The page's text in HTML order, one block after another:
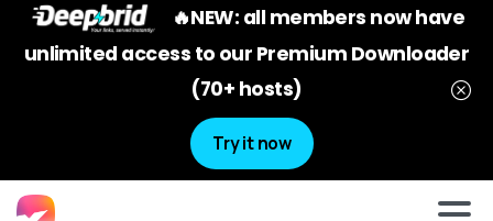
🔥NEW: all members now have
unlimited access to our Premium Downloader
(70+ hosts)
Try it now